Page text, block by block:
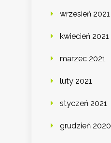
wrzesień 2021
kwiecień 2021
marzec 2021
luty 2021
styczeń 2021
grudzień 2020